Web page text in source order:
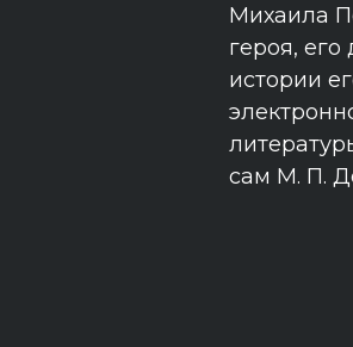
Михаила
героя,
истории
сам М. П.